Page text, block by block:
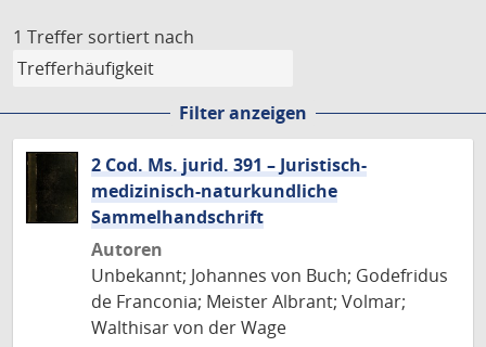
1 Treffer sortiert nach
Filter anzeigen
2 Cod. Ms. jurid. 391 – Juristisch-
medizinisch-naturkundliche
Sammelhandschrift
Autoren
Unbekannt; Johannes von Buch; Godefridus
de Franconia; Meister Albrant; Volmar;
Walthisar von der Wage